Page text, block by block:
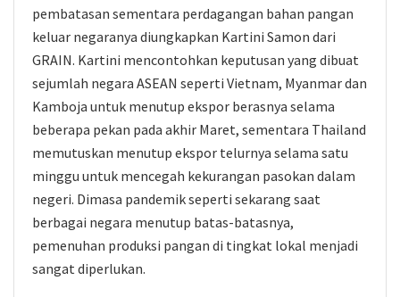
pembatasan sementara perdagangan bahan pangan
keluar negaranya diungkapkan Kartini Samon dari
GRAIN. Kartini mencontohkan keputusan yang dibuat
sejumlah negara ASEAN seperti Vietnam, Myanmar dan
Kamboja untuk menutup ekspor berasnya selama
beberapa pekan pada akhir Maret, sementara Thailand
memutuskan menutup ekspor telurnya selama satu
minggu untuk mencegah kekurangan pasokan dalam
negeri. Dimasa pandemik seperti sekarang saat
berbagai negara menutup batas-batasnya,
pemenuhan produksi pangan di tingkat lokal menjadi
sangat diperlukan.